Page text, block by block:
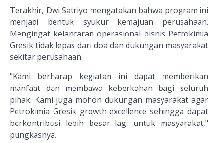
Terakhir, Dwi Satriyo mengatakan bahwa program ini
menjadi bentuk syukur kemajuan perusahaan.
Mengingat kelancaran operasional bisnis Petrokimia
Gresik tidak lepas dari doa dan dukungan masyarakat
sekitar perusahaan.
"Kami berharap kegiatan ini dapat memberikan
manfaat dan membawa keberkahan bagi seluruh
pihak. Kami juga mohon dukungan masyarakat agar
Petrokimia Gresik growth excellence sehingga dapat
berkontribusi lebih besar lagi untuk masyarakat,"
pungkasnya.